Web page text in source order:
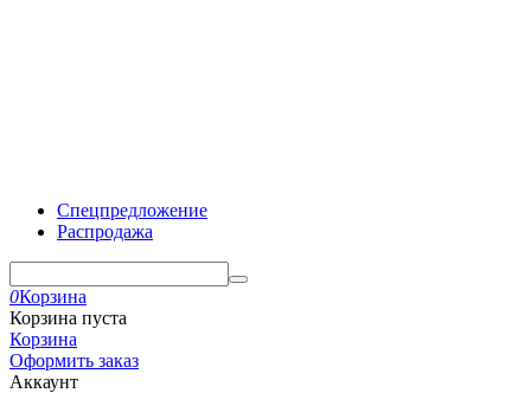
Спецпредложение
Распродажа
0Корзина
Корзина пуста
Корзина
Оформить заказ
Аккаунт